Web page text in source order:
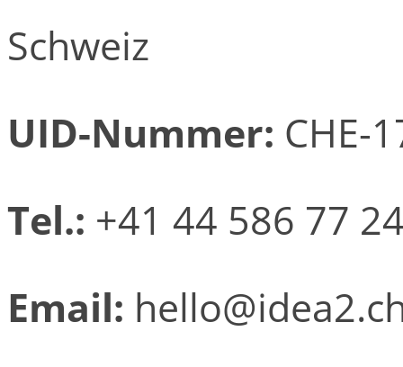
Schweiz
UID-Nummer: CHE-
Tel.: +41 44 586 77
Email: